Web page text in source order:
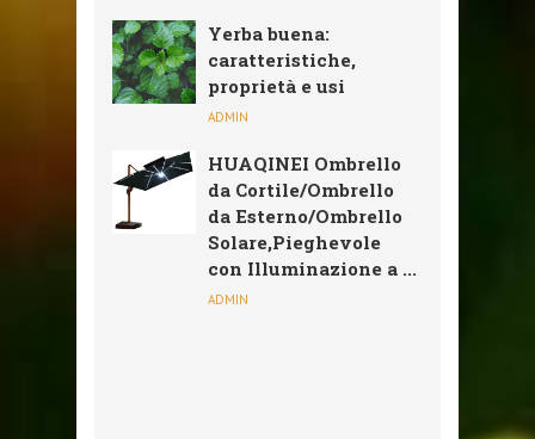
Yerba buena:
caratteristiche,
proprietà e usi
ADMIN
HUAQINEI Ombrello
da Cortile/Ombrello
da Esterno/Ombrello
Solare,Pieghevole
con Illuminazione a ...
ADMIN